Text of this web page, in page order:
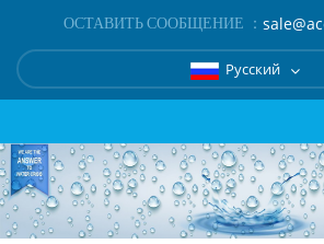
ОСТАВИТЬ СООБЩЕНИЕ ：
Русский